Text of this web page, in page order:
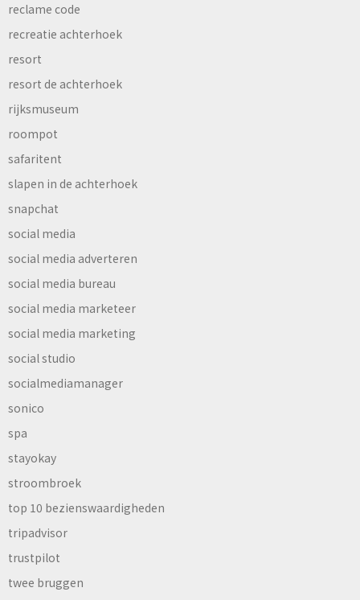
reclame code
recreatie achterhoek
resort
resort de achterhoek
rijksmuseum
roompot
safaritent
slapen in de achterhoek
snapchat
social media
social media adverteren
social media bureau
social media marketeer
social media marketing
social studio
socialmediamanager
sonico
spa
stayokay
stroombroek
top 10 bezienswaardigheden
tripadvisor
trustpilot
twee bruggen